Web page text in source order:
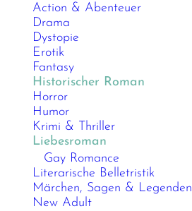
Action & Abenteuer
Drama
Dystopie
Erotik
Fantasy
Historischer Roman
Horror
Humor
Krimi & Thriller
Liebesroman
Gay Romance
Literarische Belletristik
Märchen, Sagen & Legenden
New Adult